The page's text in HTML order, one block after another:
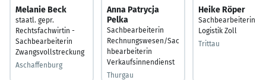
Melanie Beck
staatl. gepr.
Rechtsfachwirtin -
Sachbearbeiterin
Zwangsvollstreckung
Aschaffenburg
Anna Patrycja
Pelka
Sachbearbeiterin
Rechnungswesen/Sac
hbearbeiterin
Verkaufsinnendienst
Thurgau
Heike Röper
Sachbearbeiterin
Logistik Zoll
Trittau